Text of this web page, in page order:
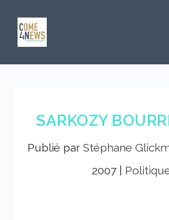
SARKOZY
Publié par Stéphane
2007|